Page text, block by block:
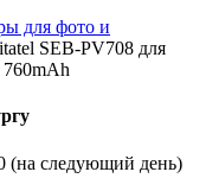
для фото и
SEB-PV708 для
760mAh
(на следующий день)